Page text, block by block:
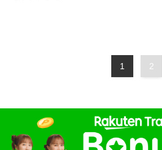
1 2